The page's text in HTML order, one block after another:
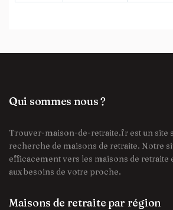
Qui sommes nous ?
Trouver-maison-de-retraite.fr est un site
recherche de maisons de retraite. Notre
efficacement vers les maisons de retraite
aux besoins de votre proche.
Maisons de retraite par région